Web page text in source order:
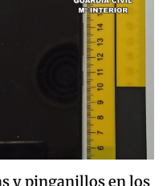
y pinganillos en los